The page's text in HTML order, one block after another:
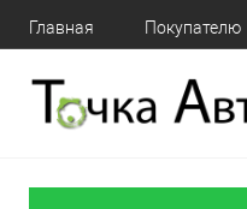
Главная Покупателю